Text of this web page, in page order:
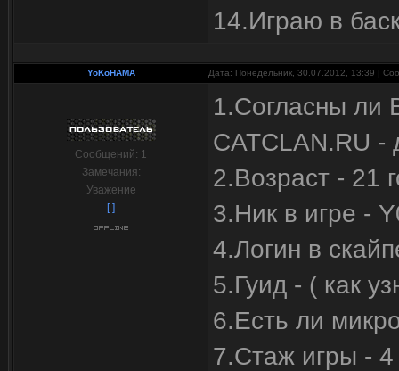
14.Играю в
YoKoHAMA Дата: Понедельник, 30.07.2012, 13:39 |
Сообщений: 1
Замечания:
Уважение
[ ]
1.Согласны ли
CATCLAN.RU -
2.Возраст - 21
3.Ник в игре -
4.Логин в
5.Гуид - ( как
6.Есть ли
7.Стаж игры - 4